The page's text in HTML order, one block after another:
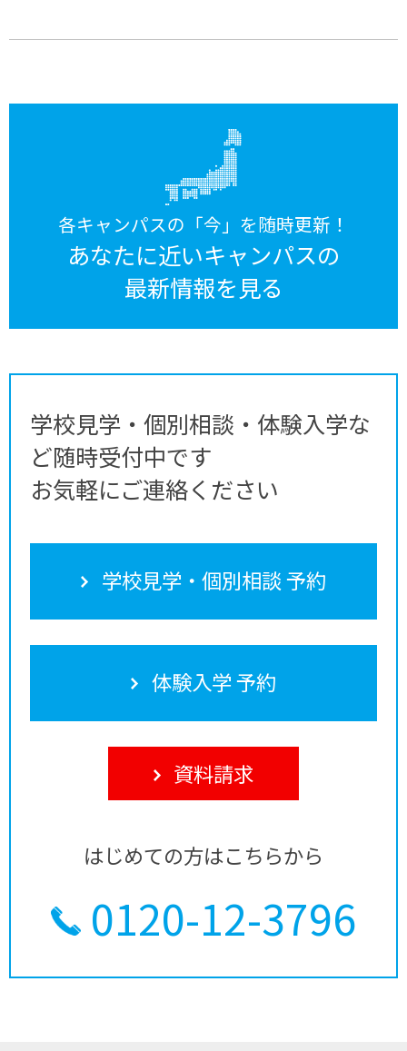
各キャンパスの「今」を随時更新！
あなたに近いキャンパスの
最新情報を見る
学校見学・個別相談・体験入学な
ど随時受付中です
お気軽にご連絡ください
学校見学・個別相談 予約
体験入学 予約
資料請求
はじめての方はこちらから
0120-12-3796